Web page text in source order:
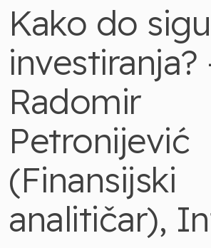
Kako do
investiranja?
Radomir
Petronijević
(Finansijski
analitičar),